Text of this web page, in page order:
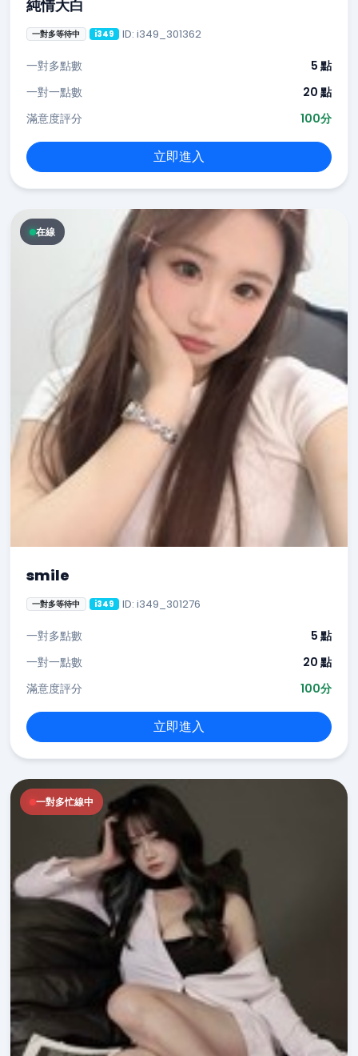
純情大白
一對多等待中 i349 ID: i349_301362
一對多點數
5 點
一對一點數
20 點
滿意度評分
100分
立即進入
在線
smile
一對多等待中 i349 ID: i349_301276
一對多點數
5 點
一對一點數
20 點
滿意度評分
100分
立即進入
一對多忙線中